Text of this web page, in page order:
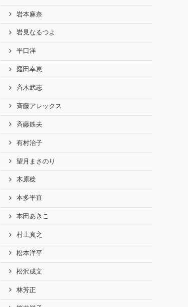
岩本麻奈
岩見なるつよ
平口洋
庭田幸恵
斉木武志
斉藤アレックス
斉藤鉄夫
有村治子
望月まさのり
木原稔
本多平直
本田あきこ
村上真之
松本洋平
松沢成文
林芳正